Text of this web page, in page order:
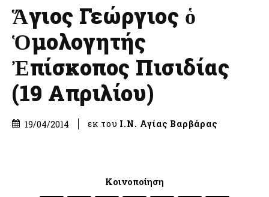
Ἅγιος Γεώργιος ὁ
Ὁμολογητής
Ἐπίσκοπος Πισιδίας
(19 Απριλίου)
19/04/2014 εκ του Ι.Ν. Αγίας Βαρβάρας
Κοινοποίηση